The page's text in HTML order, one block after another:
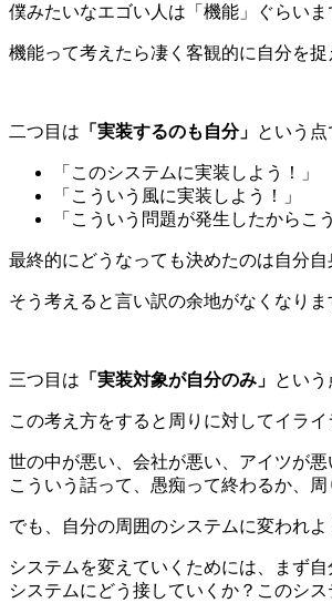
僕みたいなエゴい人は「機能」ぐらいま
機能って考えたら凄く客観的に自分を
二つ目は 「実装するのも自分」 という点
「このシステムに実装しよう！」
「こういう風に実装しよう！」
「こういう問題が発生したからこ
最終的にどうなっても決めたのは自分自
そう考えると言い訳の余地がなくなりま
三つ目は 「実装対象が自分のみ」 という
この考え方をすると周りに対してイラ
世の中が悪い、会社が悪い、アイツが
こういう話って、愚痴って終わるか、
でも、自分の周囲のシステムに変われ
システムを変えていくためには、まず自
システムにどう接していくか？このシ